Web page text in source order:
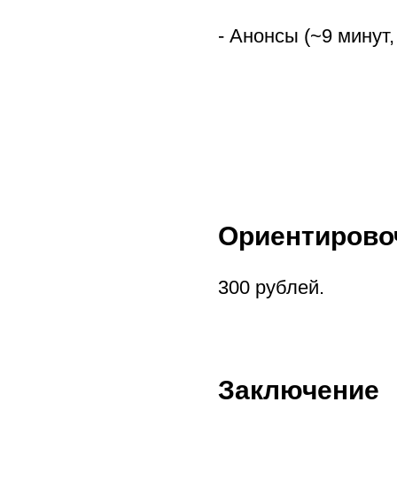
- Анонсы (~9
300 рублей.
Заключение